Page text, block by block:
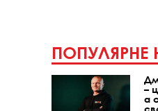
ПОПУЛЯРНЕ
–
а